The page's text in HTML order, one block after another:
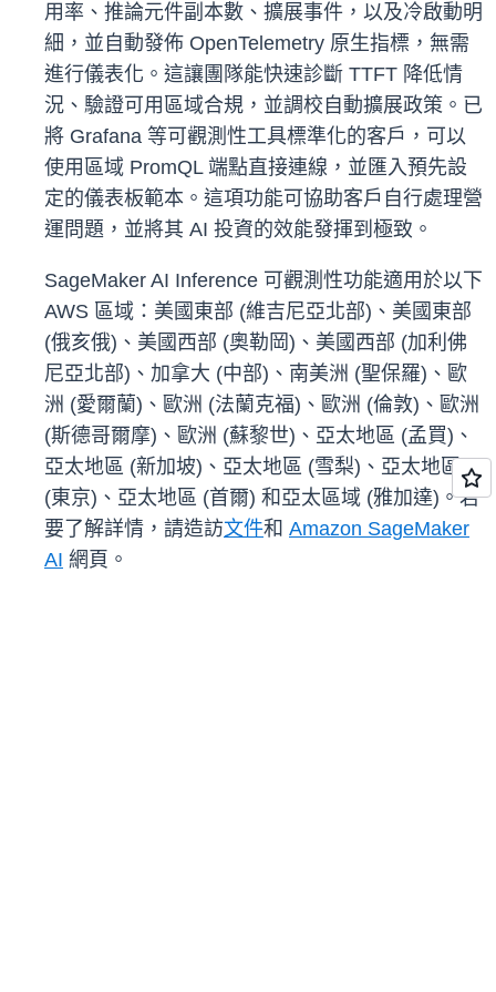
用率、推論元件副本數、擴展事件，以及冷啟動明
細，並自動發佈 OpenTelemetry 原生指標，無需
進行儀表化。這讓團隊能快速診斷 TTFT 降低情
況、驗證可用區域合規，並調校自動擴展政策。已
將 Grafana 等可觀測性工具標準化的客戶，可以
使用區域 PromQL 端點直接連線，並匯入預先設
定的儀表板範本。這項功能可協助客戶自行處理營
運問題，並將其 AI 投資的效能發揮到極致。
SageMaker AI Inference 可觀測性功能適用於以下
AWS 區域：美國東部 (維吉尼亞北部)、美國東部
(俄亥俄)、美國西部 (奧勒岡)、美國西部 (加利佛
尼亞北部)、加拿大 (中部)、南美洲 (聖保羅)、歐
洲 (愛爾蘭)、歐洲 (法蘭克福)、歐洲 (倫敦)、歐洲
(斯德哥爾摩)、歐洲 (蘇黎世)、亞太地區 (孟買)、
亞太地區 (新加坡)、亞太地區 (雪梨)、亞太地區
(東京)、亞太地區 (首爾) 和亞太區域 (雅加達)。若
要了解詳情，請造訪文件和 Amazon SageMaker
AI 網頁。